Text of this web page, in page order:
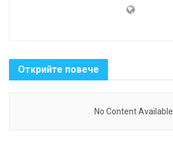
Открийте повече
No Content Available